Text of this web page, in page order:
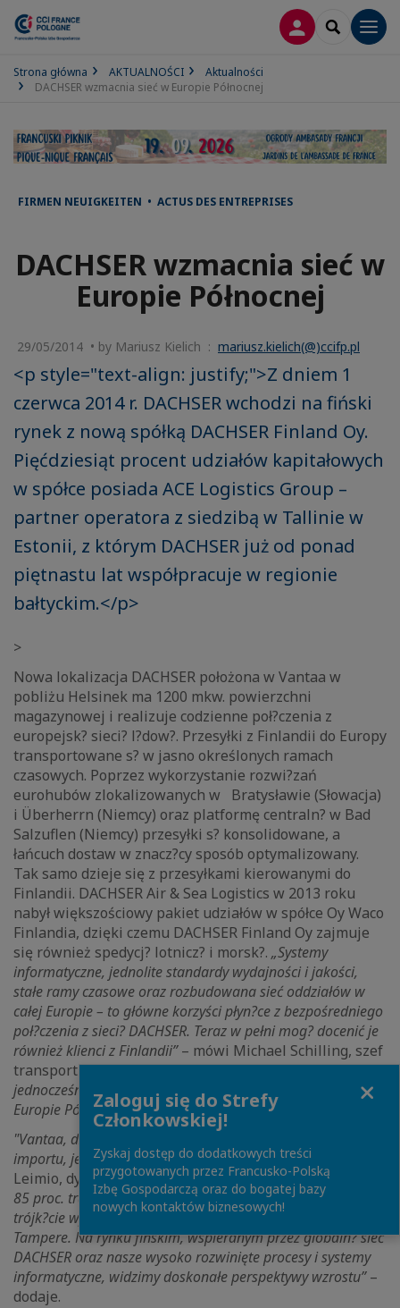
LOGOWANIE
SEARCH
Strona główna AKTUALNOŚCI
Aktualności
DACHSER wzmacnia sieć w Europie Północnej
FIRMEN NEUIGKEITEN • ACTUS DES ENTREPRISES
DACHSER wzmacnia sieć w
Europie Północnej
29/05/2014 • by Mariusz Kielich : mariusz.kielich(@)ccifp.pl
<p style="text-align: justify;">Z dniem 1
czerwca 2014 r. DACHSER wchodzi na fiński
rynek z nową spółką DACHSER Finland Oy.
Pięćdziesiąt procent udziałów kapitałowych
w spółce posiada ACE Logistics Group –
partner operatora z siedzibą w Tallinie w
Estonii, z którym DACHSER już od ponad
piętnastu lat współpracuje w regionie
bałtyckim.</p>
>
Nowa lokalizacja DACHSER położona w Vantaa w
pobliżu Helsinek ma 1200 mkw. powierzchni
magazynowej i realizuje codzienne poł?czenia z
europejsk? sieci? l?dow?. Przesyłki z Finlandii do Europy
transportowane s? w jasno określonych ramach
czasowych. Poprzez wykorzystanie rozwi?zań
eurohubów zlokalizowanych w Bratysławie (Słowacja)
i Überherrn (Niemcy) oraz platformę centraln? w Bad
Salzuflen (Niemcy) przesyłki s? konsolidowane, a
łańcuch dostaw w znacz?cy sposób optymalizowany.
Tak samo dzieje się z przesyłkami kierowanymi do
Finlandii. DACHSER Air & Sea Logistics w 2013 roku
nabył większościowy pakiet udziałów w spółce Oy Waco
Finlandia, dzięki czemu DACHSER Finland Oy zajmuje
się również spedycj? lotnicz? i morsk?. „Systemy
informatyczne, jednolite standardy wydajności i jakości,
stałe ramy czasowe oraz rozbudowana sieć oddziałów w
całej Europie – to główne korzyści płyn?ce z bezpośredniego
poł?czenia z sieci? DACHSER. Teraz w pełni mog? docenić je
również klienci z Finlandii”– mówi Michael Schilling, szef
transportu drogowego w DACHSER.„Ta integracja jest
jednocześnie wzmocnieniem naszej sieci transportowej w
Europie Północnej”– dodaje.
"Vantaa, dzięki swojej bliskości do fińskiego eksportu i
importu, jest świetn? lokalizacj?”– wyjaśnia Tuomas
Leimio, dyrektor zarz?dzaj?cy DACHSER Finland Oy.
85 proc. transportu l?dowego Finlandii zlokalizowane jest w
trójk?cie wyznaczonym przez miasta Helsinki, Turku i
Tampere. Na rynku fińskim, wspieranym przez globaln? sieć
DACHSER oraz nasze wysoko rozwinięte procesy i systemy
informatyczne, widzimy doskonałe perspektywy wzrostu”–
dodaje.
Zaloguj się do Strefy
Członkowskiej!
Zyskaj dostęp do dodatkowych treści
przygotowanych przez Francusko-Polską
Izbę Gospodarczą oraz do bogatej bazy
nowych kontaktów biznesowych!